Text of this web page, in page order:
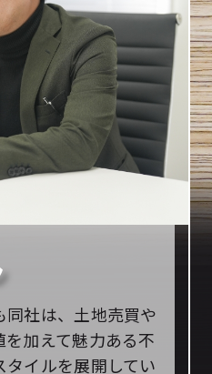
社は、土地売買や
加えて魅力ある不
イルを展開してい